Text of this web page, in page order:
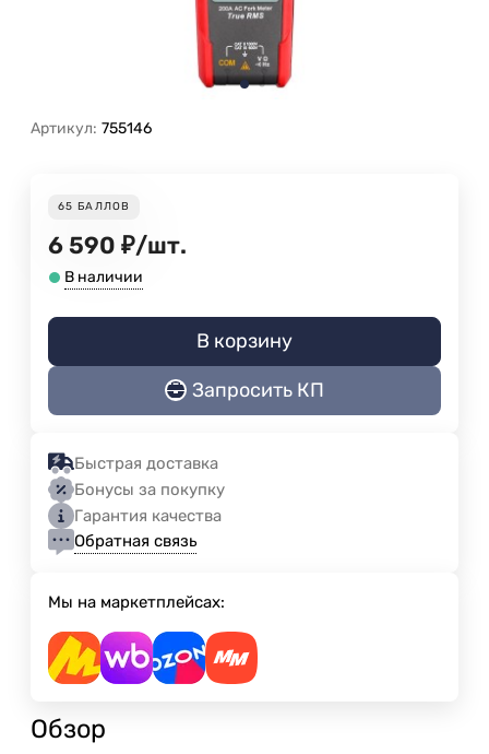
Артикул: 755146
65 БАЛЛОВ
6 590 ₽/шт.
В наличии
В корзину
Запросить КП
Быстрая доставка
Бонусы за покупку
Гарантия качества
Обратная связь
Мы на маркетплейсах:
Обзор